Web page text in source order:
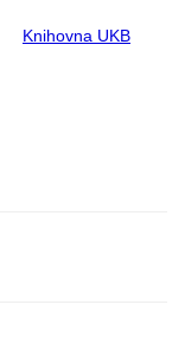
Knihovna UKB